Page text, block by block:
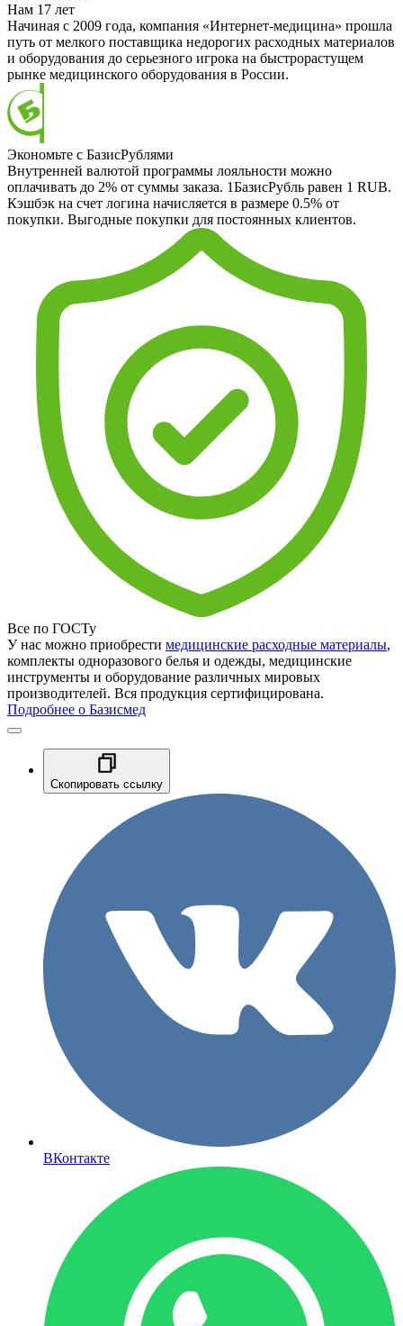
Нам 17 лет
Начиная с 2009 года, компания «Интернет-медицина» прошла
путь от мелкого поставщика недорогих расходных материалов
и оборудования до серьезного игрока на быстрорастущем
рынке медицинского оборудования в России.
Экономьте с БазисРублями
Внутренней валютой программы лояльности можно
оплачивать до 2% от суммы заказа. 1БазисРубль равен 1 RUB.
Кэшбэк на счет логина начисляется в размере 0.5% от
покупки. Выгодные покупки для постоянных клиентов.
Все по ГОСТу
У нас можно приобрести медицинские расходные материалы,
комплекты одноразового белья и одежды, медицинские
инструменты и оборудование различных мировых
производителей. Вся продукция сертифицирована.
Подробнее о Базисмед
Скопировать ссылку
ВКонтакте